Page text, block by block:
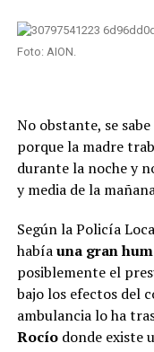
Foto: AION.
No obstante, se
porque la madre
durante la noche y
y media de la
Según la Policía
habíauna gran
posiblemente el
bajo los efectos del
ambulancia lo ha
Rocíodonde existe